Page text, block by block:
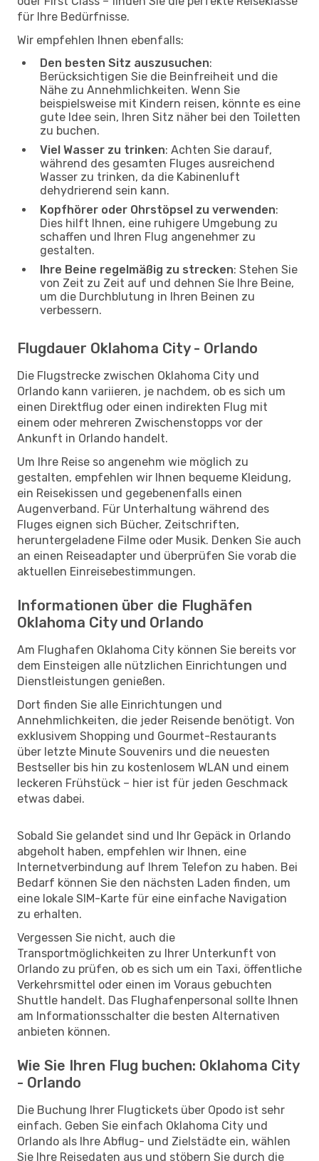
für Ihre Bedürfnisse.
Wir empfehlen Ihnen ebenfalls:
Den besten Sitz auszusuchen:
Berücksichtigen Sie die Beinfreiheit und die
Nähe zu Annehmlichkeiten. Wenn Sie
beispielsweise mit Kindern reisen, könnte es eine
gute Idee sein, Ihren Sitz näher bei den Toiletten
zu buchen.
Viel Wasser zu trinken: Achten Sie darauf,
während des gesamten Fluges ausreichend
Wasser zu trinken, da die Kabinenluft
dehydrierend sein kann.
Kopfhörer oder Ohrstöpsel zu verwenden:
Dies hilft Ihnen, eine ruhigere Umgebung zu
schaffen und Ihren Flug angenehmer zu
gestalten.
Ihre Beine regelmäßig zu strecken: Stehen Sie
von Zeit zu Zeit auf und dehnen Sie Ihre Beine,
um die Durchblutung in Ihren Beinen zu
verbessern.
Flugdauer Oklahoma City - Orlando
Die Flugstrecke zwischen Oklahoma City und
Orlando kann variieren, je nachdem, ob es sich um
einen Direktflug oder einen indirekten Flug mit
einem oder mehreren Zwischenstopps vor der
Ankunft in Orlando handelt.
Um Ihre Reise so angenehm wie möglich zu
gestalten, empfehlen wir Ihnen bequeme Kleidung,
ein Reisekissen und gegebenenfalls einen
Augenverband. Für Unterhaltung während des
Fluges eignen sich Bücher, Zeitschriften,
heruntergeladene Filme oder Musik. Denken Sie auch
an einen Reiseadapter und überprüfen Sie vorab die
aktuellen Einreisebestimmungen.
Informationen über die Flughäfen
Oklahoma City und Orlando
Am Flughafen Oklahoma City können Sie bereits vor
dem Einsteigen alle nützlichen Einrichtungen und
Dienstleistungen genießen.
Dort finden Sie alle Einrichtungen und
Annehmlichkeiten, die jeder Reisende benötigt. Von
exklusivem Shopping und Gourmet-Restaurants
über letzte Minute Souvenirs und die neuesten
Bestseller bis hin zu kostenlosem WLAN und einem
leckeren Frühstück – hier ist für jeden Geschmack
etwas dabei.
Sobald Sie gelandet sind und Ihr Gepäck in Orlando
abgeholt haben, empfehlen wir Ihnen, eine
Internetverbindung auf Ihrem Telefon zu haben. Bei
Bedarf können Sie den nächsten Laden finden, um
eine lokale SIM-Karte für eine einfache Navigation
zu erhalten.
Vergessen Sie nicht, auch die
Transportmöglichkeiten zu Ihrer Unterkunft von
Orlando zu prüfen, ob es sich um ein Taxi, öffentliche
Verkehrsmittel oder einen im Voraus gebuchten
Shuttle handelt. Das Flughafenpersonal sollte Ihnen
am Informationsschalter die besten Alternativen
anbieten können.
Wie Sie Ihren Flug buchen: Oklahoma City
- Orlando
Die Buchung Ihrer Flugtickets über Opodo ist sehr
einfach. Geben Sie einfach Oklahoma City und
Orlando als Ihre Abflug- und Zielstädte ein, wählen
Sie Ihre Reisedaten aus und stöbern Sie durch die